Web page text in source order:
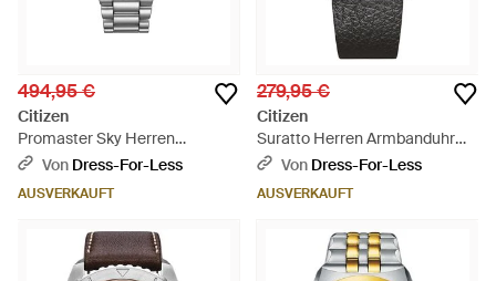
494,95 €
Citizen
Promaster Sky Herren
Armbanduhr At8300-58L -
Von Dress-For-Less
AUSVERKAUFT
279,95 €
Citizen
Suratto Herren Armbanduhr
Ar3120-16A - Grau
Von Dress-For-Less
AUSVERKAUFT